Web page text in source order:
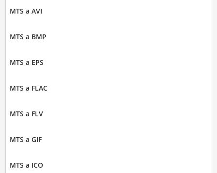
MTS a AVI
MTS a BMP
MTS a EPS
MTS a FLAC
MTS a FLV
MTS a GIF
MTS a ICO